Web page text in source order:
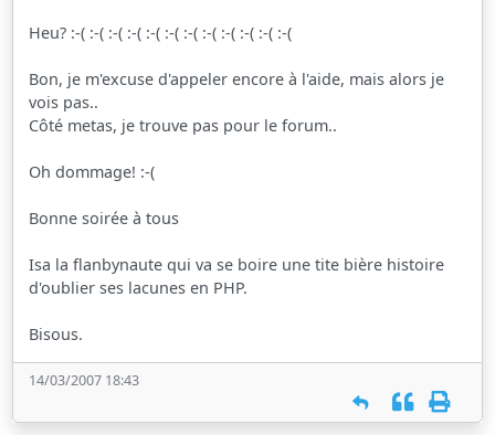
Heu? :-( :-( :-( :-( :-( :-( :-( :-( :-( :-( :-( :-(
Bon, je m'excuse d'appeler encore à l'aide, mais alors je
vois pas..
Côté metas, je trouve pas pour le forum..
Oh dommage! :-(
Bonne soirée à tous
Isa la flanbynaute qui va se boire une tite bière histoire
d'oublier ses lacunes en PHP.
Bisous.
14/03/2007 18:43